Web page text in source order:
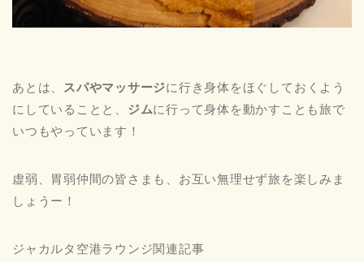
あとは、 スパやマッサージに行き身体をほぐしておくよう
にしていることと、 ジムに行って身体を動かすことも旅で
いつもやっています！
虚弱、胃弱仲間の皆さまも、お互い無理せず旅を楽しみま
しょうー！
ジャカルタ空港ラウンジ関連記事